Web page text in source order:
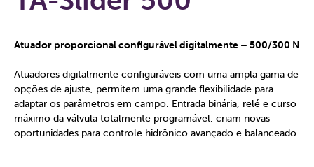
Atuador proporcional configurável digitalmente – 500/300 N
Atuadores digitalmente configuráveis com uma ampla gama de
opções de ajuste, permitem uma grande flexibilidade para
adaptar os parâmetros em campo. Entrada binária, relé e curso
máximo da válvula totalmente programável, criam novas
oportunidades para controle hidrônico avançado e balanceado.